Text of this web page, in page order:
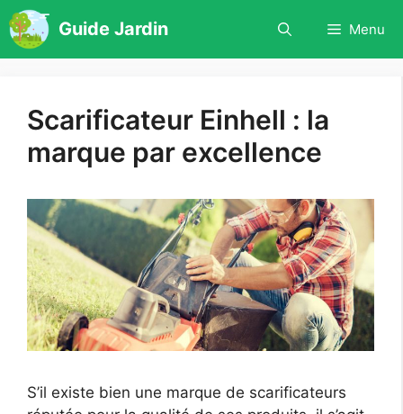
Aller
au
contenu
Guide Jardin Menu
Scarificateur Einhell : la
marque par excellence
S’il existe bien une marque de scarificateurs